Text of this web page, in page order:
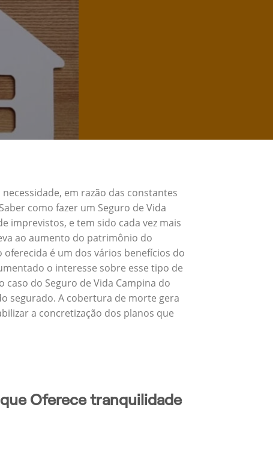
em razão das constantes
como fazer um Seguro de Vida
imprevistos, e tem sido cada vez mais
ao aumento do patrimônio do
é um dos vários benefícios do
o interesse sobre esse tipo de
do Seguro de Vida Campina do
segurado. A cobertura de morte gera
a concretização dos planos que
Oferece tranquilidade